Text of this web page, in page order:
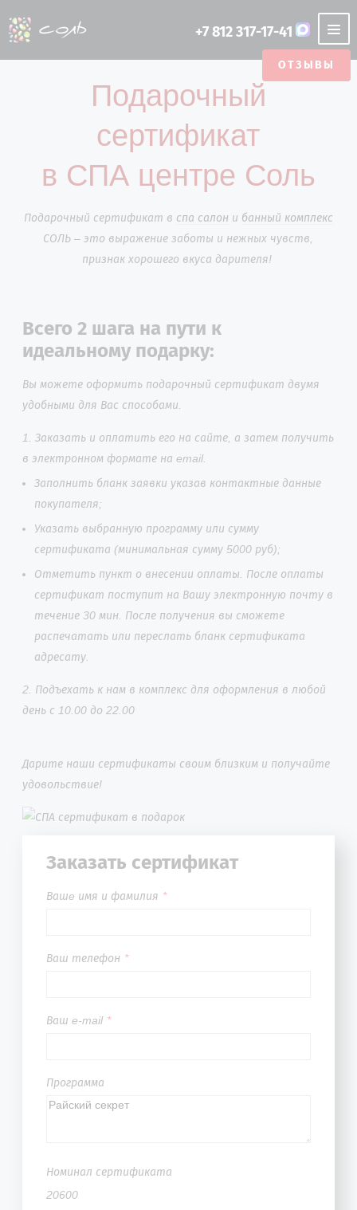
СПА САЛОН
УСЛУГИ СПА
ПОДБЕРИТЕ СЕБЕ ПРОГРАММУ
ОТДЕЛЬНЫЕ ЗОНЫ
КОНТАКТЫ
+7 812 317-17-41
ОТЗЫВЫ
Подарочный
сертификат
в СПА центре Соль
Подарочный сертификат в спа салон и банный комплекс
СОЛЬ – это выражение заботы и нежных чувств,
признак хорошего вкуса дарителя!
Всего 2 шага на пути к
идеальному подарку:
Вы можете оформить подарочный сертификат двумя
удобными для Вас способами.
1. Заказать и оплатить его на сайте, а затем получить
в электронном формате на email.
Заполнить бланк заявки указав контактные данные
покупателя;
Указать выбранную программу или сумму
сертификата (минимальная сумму 5000 руб);
Отметить пункт о внесении оплаты. После оплаты
сертификат поступит на Вашу электронную почту в
течение 30 мин. После получения вы сможете
распечатать или переслать бланк сертификата
адресату.
2. Подъехать к нам в комплекс для оформления в любой
день с 10.00 до 22.00
Дарите наши сертификаты своим близким и получайте
удовольствие!
Заказать сертификат
Вашe имя и фамилия *
Ваш телефон *
Ваш e-mail *
Программа
Номинал сертификата
20600
ПОДАРОЧНЫЙ ЭТИКЕТ СПА ФОТОГАЛЕРЕЯ
СТАТЬИ CASHBACK
SPA ДЛЯ
АЮРВЕДА
РУССКАЯ
ДРОВАХ
ЯПОНСКАЯ
БАНЯ
ТУРЕЦКАЯ
БАНЯ
LUX
ПРОГРАММЫ
И ДЕВИЧНИКИ
ФИТО БАНЯ
ТУРЕЦКАЯ
БАНЯ
ХАММАМ
ЯПОНСКАЯ
АРЕНДА БАНИ